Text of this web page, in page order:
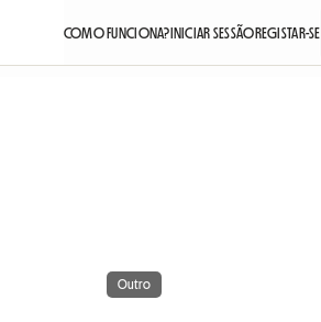
COMO FUNCIONA?INICIAR SESSÃOREGISTAR-SE
Outro